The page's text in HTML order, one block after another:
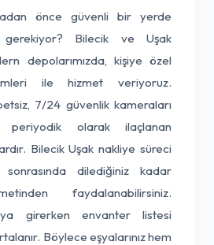
önce güvenli bir yerde
Bilecik ve Uşak
depolarımızda, kişiye özel
ile hizmet veriyoruz.
7/24 güvenlik kameraları
olarak ilaçlanan
Bilecik Uşak nakliye süreci
dilediğiniz kadar
faydalanabilirsiniz.
girerken envanter listesi
Böylece eşyalarınız hem